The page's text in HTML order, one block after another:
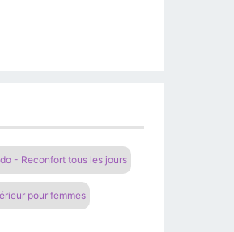
- Reconfort tous les jours
pour femmes